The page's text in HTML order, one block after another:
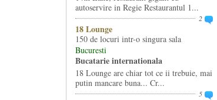
autoservire in Regie Restaurantul 1...
2
18 Lounge
150 de locuri intr-o singura sala
Bucuresti
Bucatarie internationala
18 Lounge are chiar tot ce ii trebuie, mai
putin mancare buna... Cr...
5